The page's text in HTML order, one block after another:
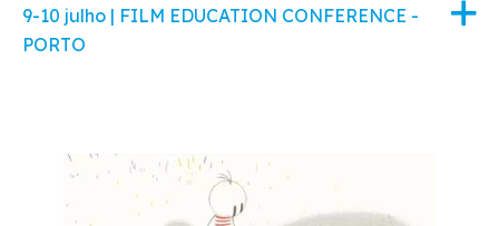
9-10 julho | FILM EDUCATION CONFERENCE -
PORTO